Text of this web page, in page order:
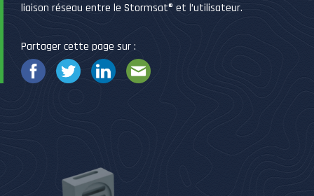
liaison réseau entre le Stormsat® et l’utilisateur.
Partager cette page sur :